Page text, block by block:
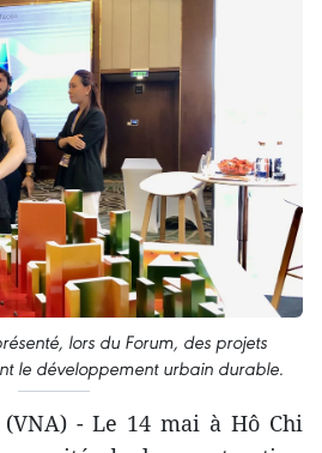
lors du Forum, des projets
le développement urbain durable.
- Le 14 mai à Hô Chi